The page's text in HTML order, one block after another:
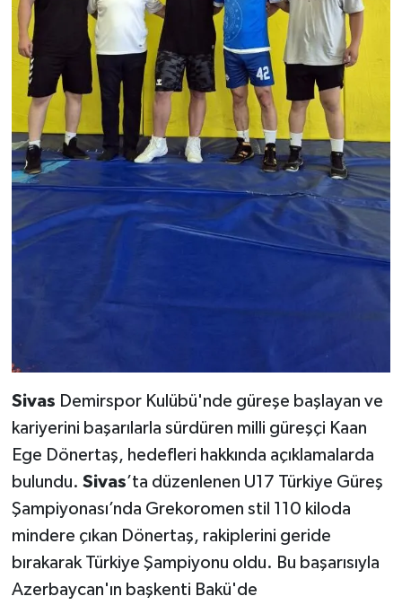
Sivas Demirspor Kulübü'nde güreşe başlayan ve
kariyerini başarılarla sürdüren milli güreşçi Kaan
Ege Dönertaş, hedefleri hakkında açıklamalarda
bulundu. Sivas’ta düzenlenen U17 Türkiye Güreş
Şampiyonası’nda Grekoromen stil 110 kiloda
mindere çıkan Dönertaş, rakiplerini geride
bırakarak Türkiye Şampiyonu oldu. Bu başarısıyla
Azerbaycan'ın başkenti Bakü'de